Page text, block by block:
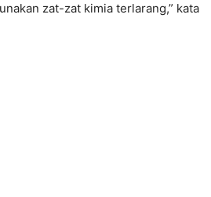
zat-zat kimia terlarang,” kata